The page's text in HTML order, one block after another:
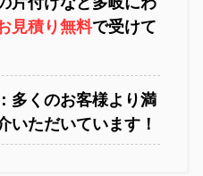
室蘭不用品回収
見積り無料で受けて
：多くのお客様より満
いただいています！